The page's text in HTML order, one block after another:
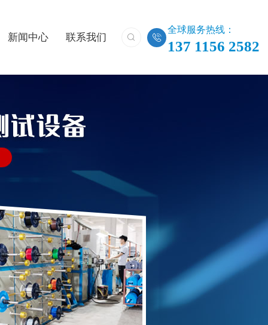
新闻中心 联系我们  
全球服务热线：
137 1156 2582